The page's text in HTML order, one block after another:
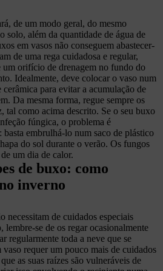
de um modo geral, do mesmo
solo, além da quantidade de água de
em vasos não conseguem abastecer-
de uma rega cuidadosa e regular,
um orifício de drenagem no fundo do
Idealmente, deve colocar o vaso num
para evitar a acumulação de
Da mesma forma, regue sempre os
tal como acima descrito. Se o seu buxo
fúngica, o problema é
embrulhá-lo num saco de plástico
do sol durante o verão. Os fungos
um dia de calor.
de buxo: como
inverno
necessitam de cuidados especiais
se de os regar ocasionalmente
regularmente toda a neve que se
requer um pouco mais de cuidados
as suas raízes são vulneráveis de